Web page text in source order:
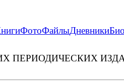
ФотоФайлыДневники
ПЕРИОДИЧЕСКИХ